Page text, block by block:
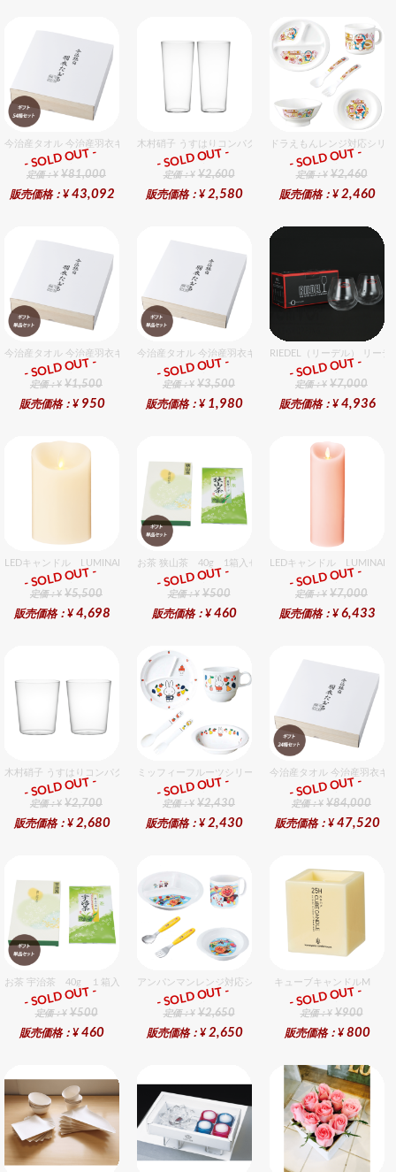
今治産タオル 今治産羽衣ギフトフェイスタオル 54個入セット
ギフト
定価：¥ ¥81,000
販売価格：¥ 43,092
- SOLD OUT -
木村硝子 うすはりコンパクト260cc ゾンビグラスギフト
ギフト
定価：¥ ¥2,600
販売価格：¥ 2,580
- SOLD OUT -
ドラえもんレンジ対応シリ
ギフト
定価：¥ ¥2,460
販売価格：¥ 2,460
- SOLD OUT -
今治産タオル 今治産羽衣ギフトフェイスタオル 1個入セット
ギフト
定価：¥ ¥1,500
販売価格：¥ 950
- SOLD OUT -
今治産タオル 今治産羽衣ギフトバスタオル 1個入セット
ギフト
定価：¥ ¥3,500
販売価格：¥ 1,980
- SOLD OUT -
RIEDEL（リーデル） リー
ギフト
定価：¥ ¥7,000
販売価格：¥ 4,936
- SOLD OUT -
LEDキャンドル LUMINARA（ルミナラ） アイボリー ピラー3.5×5ギフトボックス入り
ギフト
定価：¥ ¥5,500
販売価格：¥ 4,698
- SOLD OUT -
お茶 狭山茶 40g 1箱入セット
ギフト
定価：¥ ¥500
販売価格：¥ 460
- SOLD OUT -
LEDキャンドル
ギフト
定価：¥ ¥7,000
販売価格：¥ 6,433
- SOLD OUT -
木村硝子 うすはりコンパクト270cc オールドグラスギフトセット（2個入り）
ギフト
定価：¥ ¥2,700
販売価格：¥ 2,680
- SOLD OUT -
ミッフィーフルーツシリーズ割れないメラミン食器セット
ギフト
定価：¥ ¥2,430
販売価格：¥ 2,430
- SOLD OUT -
今治産タオル 今治産羽衣
ギフト
定価：¥ ¥84,000
販売価格：¥ 47,520
- SOLD OUT -
お茶 宇治茶 40g １箱入セット
ギフト
定価：¥ ¥500
販売価格：¥ 460
- SOLD OUT -
アンパンマンレンジ対応シリーズセット セット販売商品で
ギフト
定価：¥ ¥2,650
販売価格：¥ 2,650
- SOLD OUT -
キューブキャンドルM
ギフト
定価：¥ ¥900
販売価格：¥ 800
- SOLD OUT -